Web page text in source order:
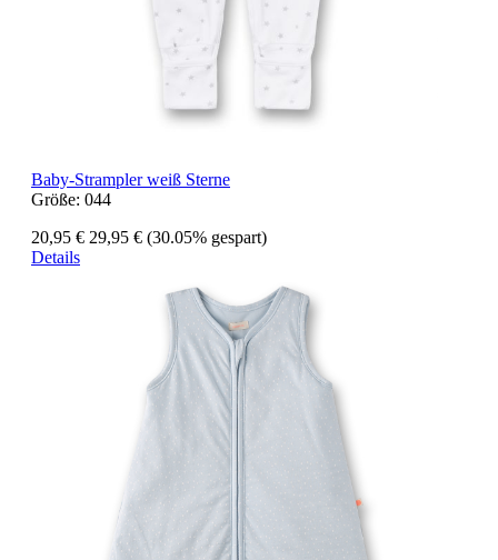
Baby-Strampler weiß Sterne
Größe: 044
20,95 € 29,95 € (30.05% gespart)
Details